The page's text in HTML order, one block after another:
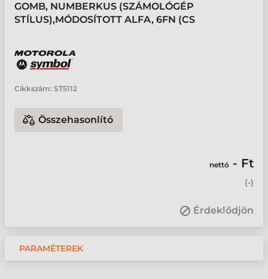
GOMB, NUMBERKUS (SZÁMOLÓGÉP
STÍLUS),MÓDOSÍTOTT ALFA, 6FN (CS
Cikkszám: ST5112
Összehasonlító
nettó - Ft
(-)
Érdeklődjön
PARAMÉTEREK